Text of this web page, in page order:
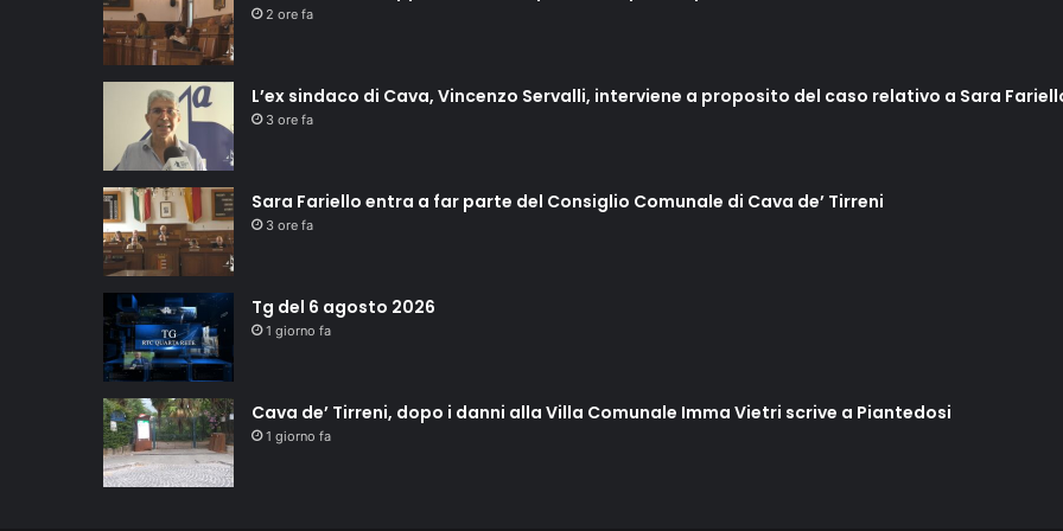
2 ore fa
L’ex sindaco di Cava, Vincenzo Servalli, interviene a proposito del caso relativo a Sara
3 ore fa
Sara Fariello entra a far parte del Consiglio Comunale di Cava de’ Tirreni
3 ore fa
Tg del 6 agosto 2026
1 giorno fa
Cava de’ Tirreni, dopo i danni alla Villa Comunale Imma Vietri scrive a Piantedosi
1 giorno fa